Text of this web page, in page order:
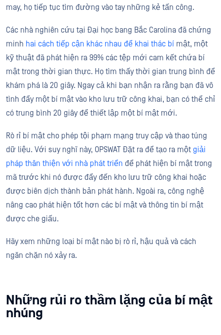
may, họ tiếp tục tìm đường vào tay những kẻ tấn công.
Các nhà nghiên cứu tại Đại học bang Bắc Carolina đã chứng
minh hai cách tiếp cận khác nhau để khai thác bí mật, một
kỹ thuật đã phát hiện ra 99% các tệp mới cam kết chứa bí
mật trong thời gian thực. Họ tìm thấy thời gian trung bình để
khám phá là 20 giây. Ngay cả khi bạn nhận ra rằng bạn đã vô
tình đẩy một bí mật vào kho lưu trữ công khai, bạn có thể chỉ
có trung bình 20 giây để thiết lập một bí mật mới.
Rò rỉ bí mật cho phép tội phạm mạng truy cập và thao túng
dữ liệu. Với suy nghĩ này, OPSWAT Đặt ra để tạo ra một giải
pháp thân thiện với nhà phát triển để phát hiện bí mật trong
mã trước khi nó được đẩy đến kho lưu trữ công khai hoặc
được biên dịch thành bản phát hành. Ngoài ra, công nghệ
nâng cao phát hiện tốt hơn các bí mật và thông tin bí mật
được che giấu.
Hãy xem những loại bí mật nào bị rò rỉ, hậu quả và cách
ngăn chặn nó xảy ra.
Những rủi ro thầm lặng của bí mật
nhúng